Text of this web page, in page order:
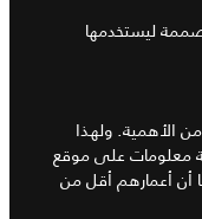
ليستخدمها
الأهمية. ولهذا
معلومات على موقع
أن أعمارهم أقل من